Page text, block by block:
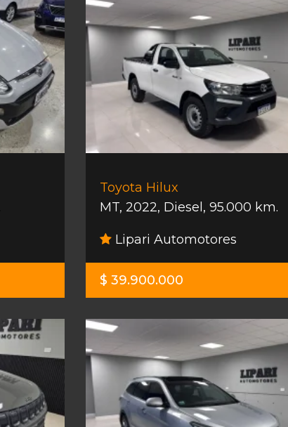
Toyota Hilux
MT, 2022, Diesel , 95.000 km.
Lipari Automotores
$ 39.900.000